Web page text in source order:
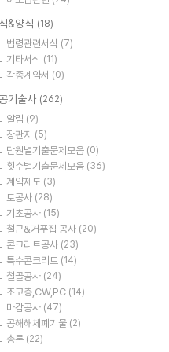
&양식 (18)
법령관련서식 (7)
기타서식 (11)
각종계약서 (0)
기술사 (262)
알림 (9)
장판지 (5)
단원별기출문제모음 (0)
횟수별기출문제모음 (36)
계약제도 (3)
토공사 (28)
기초공사 (15)
철근&거푸집 공사 (20)
콘크리트공사 (23)
특수콘크리트 (14)
철골공사 (24)
초고층,CW,PC (14)
마감공사 (47)
공해해체폐기물 (2)
총론 (22)